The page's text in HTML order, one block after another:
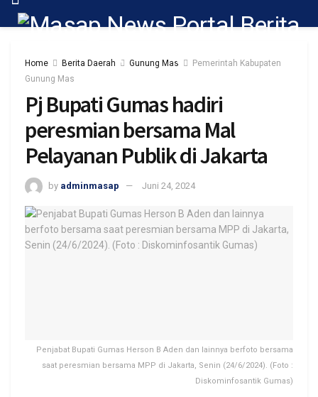
Home Berita Daerah Gunung Mas
Pemerintah Kabupaten
Gunung Mas
Pj Bupati Gumas hadiri
peresmian bersama Mal
Pelayanan Publik di Jakarta
by adminmasap Juni 24, 2024
Penjabat Bupati Gumas Herson B Aden dan lainnya berfoto bersama
saat peresmian bersama MPP di Jakarta, Senin (24/6/2024). (Foto :
Diskominfosantik Gumas)